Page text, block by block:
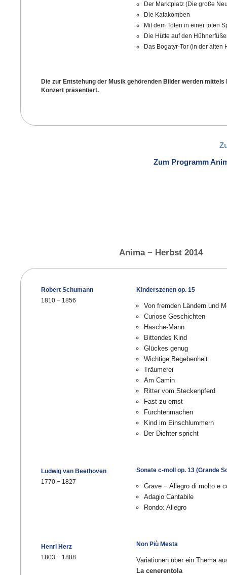
Der Marktplatz (Die große
Die Katakomben
Mit dem Toten in einer toten
Die Hütte auf den
Das Bogatyr-Tor (in der alten
Die zur Entstehung der Musik gehörenden Bilder werden mittels
Konzert präsentiert.
Zum Programm
Anima − Herbst 2014
Robert Schumann
1810 − 1856
Ludwig van Beethoven
1770 − 1827
Henri Herz
1803 − 1888
Kinderszenen op. 15
Von fremden Ländern und
Curiose Geschichten
Hasche-Mann
Bittendes Kind
Glückes genug
Wichtige Begebenheit
Träumerei
Am Camin
Ritter vom Steckenpferd
Fast zu ernst
Fürchtenmachen
Kind im Einschlummern
Der Dichter spricht
Sonate c-moll op. 13 (Grande
Grave − Allegro di molto e
Adagio Cantabile
Rondo: Allegro
Non Più Mesta
Variationen über ein Thema
La cenerentola